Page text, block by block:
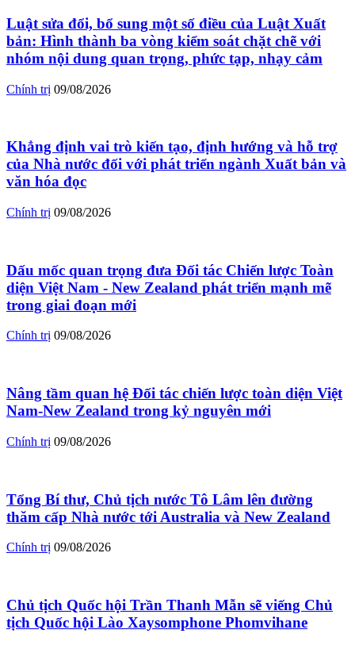
Luật sửa đổi, bổ sung một số điều của Luật Xuất
bản: Hình thành ba vòng kiểm soát chặt chẽ với
nhóm nội dung quan trọng, phức tạp, nhạy cảm
Chính trị 09/08/2026
Khẳng định vai trò kiến tạo, định hướng và hỗ trợ
của Nhà nước đối với phát triển ngành Xuất bản và
văn hóa đọc
Chính trị 09/08/2026
Dấu mốc quan trọng đưa Đối tác Chiến lược Toàn
diện Việt Nam - New Zealand phát triển mạnh mẽ
trong giai đoạn mới
Chính trị 09/08/2026
Nâng tầm quan hệ Đối tác chiến lược toàn diện Việt
Nam-New Zealand trong kỷ nguyên mới
Chính trị 09/08/2026
Tổng Bí thư, Chủ tịch nước Tô Lâm lên đường
thăm cấp Nhà nước tới Australia và New Zealand
Chính trị 09/08/2026
Chủ tịch Quốc hội Trần Thanh Mẫn sẽ viếng Chủ
tịch Quốc hội Lào Xaysomphone Phomvihane